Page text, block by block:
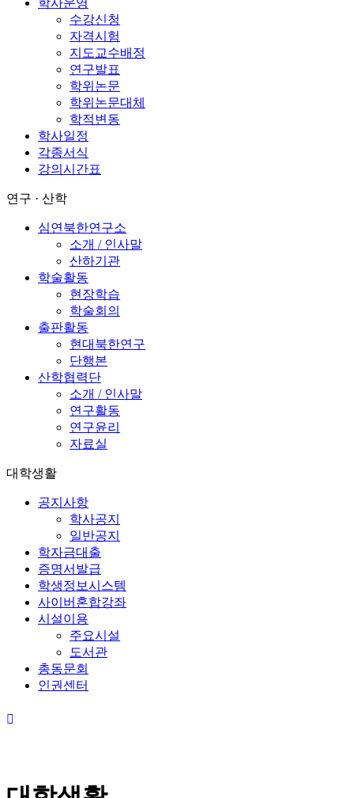
학사운영
수강신청
자격시험
지도교수배정
연구발표
학위논문
학위논문대체
학적변동
학사일정
각종서식
강의시간표
연구 · 산학
심연북한연구소
소개 / 인사말
산하기관
학술활동
현장학습
학술회의
출판활동
현대북한연구
단행본
산학협력단
소개 / 인사말
연구활동
연구윤리
자료실
대학생활
공지사항
학사공지
일반공지
학자금대출
증명서발급
학생정보시스템
사이버혼합강좌
시설이용
주요시설
도서관
총동문회
인권센터